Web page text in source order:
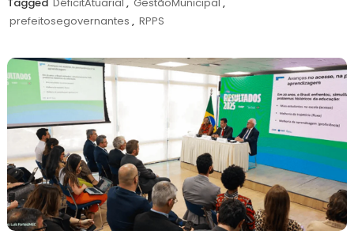
de
prefeitosegovernantes , RPPS